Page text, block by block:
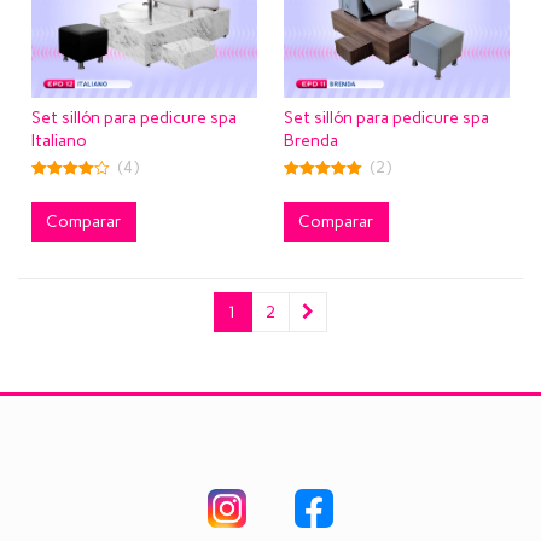
Set sillón para pedicure spa
Italiano
out of 5
(4)
Comparar
Set sillón para pedicure spa
Brenda
out of 5
(2)
Comparar
1 2